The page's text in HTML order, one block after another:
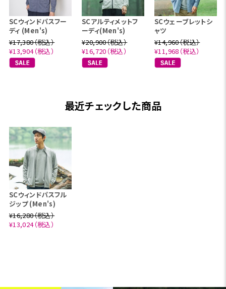
SCウィンドパスフー
ディ (Men's)
¥17,380（税込）
¥13,904（税込）
SCアルティメットフ
ーディ(Men's)
¥20,900（税込）
¥16,720（税込）
SCウェーブレットシ
ャツ
¥14,960（税込）
¥11,968（税込）
最近チェックした商品
SCウィンドパスフル
ジップ (Men's)
¥16,280（税込）
¥13,024（税込）